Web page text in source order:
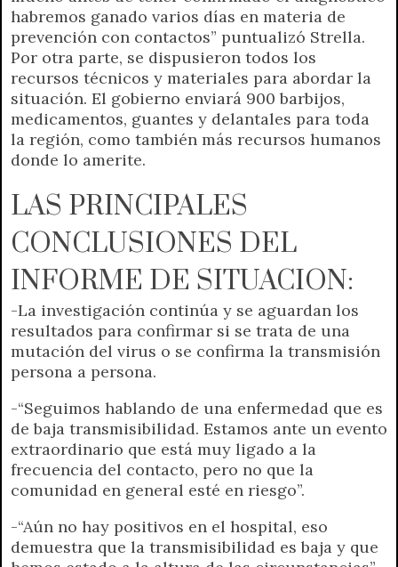
habremos ganado varios días en materia de
prevención con contactos” puntualizó Strella.
Por otra parte, se dispusieron todos los
recursos técnicos y materiales para abordar la
situación. El gobierno enviará 900 barbijos,
medicamentos, guantes y delantales para toda
la región, como también más recursos humanos
donde lo amerite.
LAS PRINCIPALES
CONCLUSIONES DEL
INFORME DE SITUACION:
-La investigación continúa y se aguardan los
resultados para confirmar si se trata de una
mutación del virus o se confirma la transmisión
persona a persona.
-“Seguimos hablando de una enfermedad que es
de baja transmisibilidad. Estamos ante un evento
extraordinario que está muy ligado a la
frecuencia del contacto, pero no que la
comunidad en general esté en riesgo”.
-“Aún no hay positivos en el hospital, eso
demuestra que la transmisibilidad es baja y que